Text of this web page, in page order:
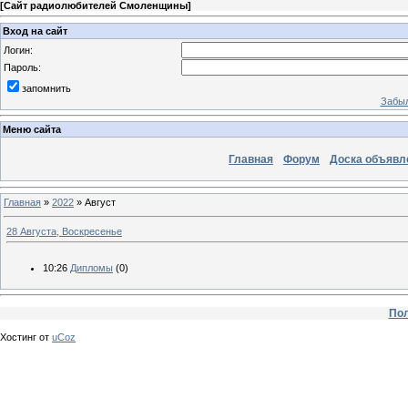
[Сайт радиолюбителей Смоленщины]
Вход на сайт
Логин:
Пароль:
запомнить
Меню сайта
Главная Форум Доска
Главная » 2022 » Август
28 Августа, Воскресенье
10:26 Дипломы (0)
Хостинг от uCoz